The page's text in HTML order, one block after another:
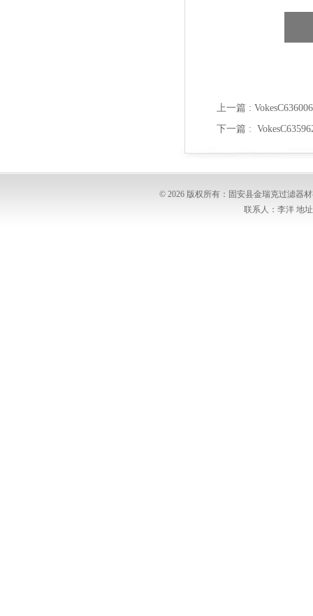
上一篇 :
下一篇 :
© 2026 版权所有：固安县金瑞克过滤器
联系人：李洋 地